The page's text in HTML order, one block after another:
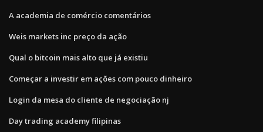
A academia de comércio comentários
Weis markets inc preço da ação
Qual o bitcoin mais alto que já existiu
Começar a investir em ações com pouco dinheiro
Login da mesa do cliente de negociação nj
Day trading academy filipinas